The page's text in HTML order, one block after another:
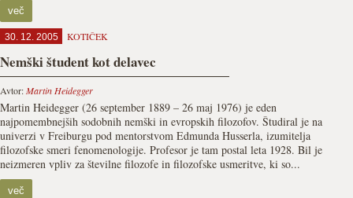
več
30. 12. 2005 KOTIČEK
Nemški študent kot delavec
Avtor:Martin Heidegger
Martin Heidegger (26 september 1889 – 26 maj 1976) je eden
najpomembnejših sodobnih nemški in evropskih filozofov. Študiral je na
univerzi v Freiburgu pod mentorstvom Edmunda Husserla, izumitelja
filozofske smeri fenomenologije. Profesor je tam postal leta 1928. Bil je
neizmeren vpliv za številne filozofe in filozofske usmeritve, ki so...
več